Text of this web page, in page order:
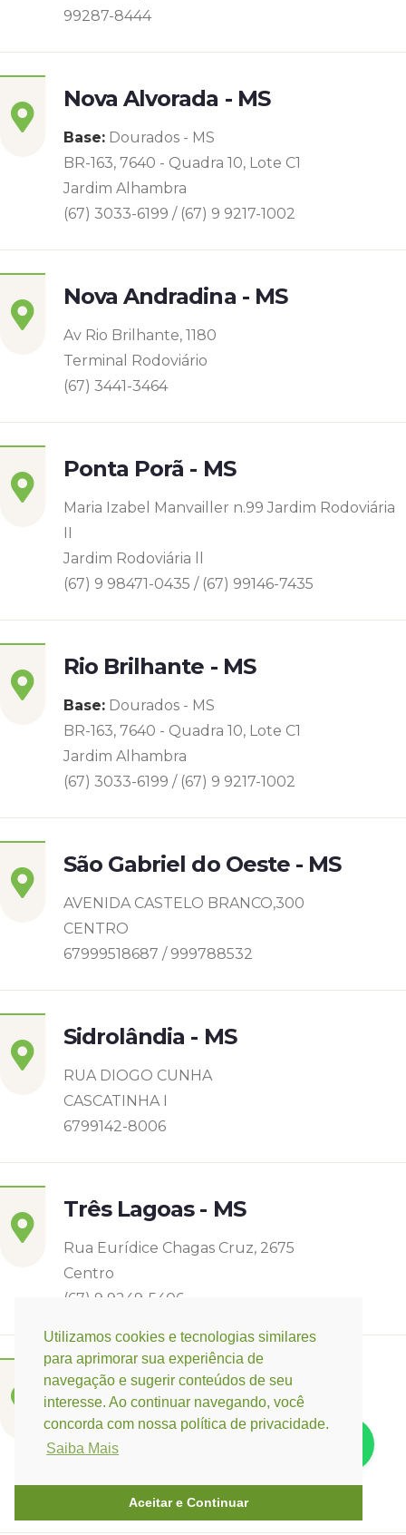
Utilizamos cookies e tecnologias similares
para aprimorar sua experiência de
navegação e sugerir conteúdos de seu
interesse. Ao continuar navegando, você
concorda com nossa política de privacidade.
Saiba Mais
Aceitar e Continuar
99287-8444
Nova Alvorada - MS
Base: Dourados - MS
BR-163, 7640 - Quadra 10, Lote C1
Jardim Alhambra
(67) 3033-6199 / (67) 9 9217-1002
Nova Andradina - MS
Av Rio Brilhante, 1180
Terminal Rodoviário
(67) 3441-3464
Ponta Porã - MS
Maria Izabel Manvailler n.99 Jardim Rodoviária
II
Jardim Rodoviária ll
(67) 9 98471-0435 / (67) 99146-7435
Rio Brilhante - MS
Base: Dourados - MS
BR-163, 7640 - Quadra 10, Lote C1
Jardim Alhambra
(67) 3033-6199 / (67) 9 9217-1002
São Gabriel do Oeste - MS
AVENIDA CASTELO BRANCO,300
CENTRO
67999518687 / 999788532
Sidrolândia - MS
RUA DIOGO CUNHA
CASCATINHA I
6799142-8006
Três Lagoas - MS
Rua Eurídice Chagas Cruz, 2675
Centro
(67) 9 9249-5406
Campo Verde - MT
Base: Rondonópolis - MT
Rua Espirito Santos 11, Quadra 12 nº 3073
(66) 3421-3741 / (66) 9 9647-0475